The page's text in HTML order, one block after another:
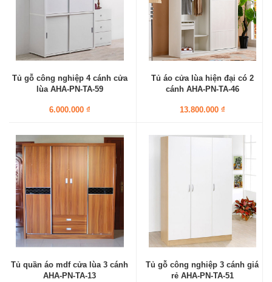
Tủ gỗ công nghiệp 4 cánh cửa
lùa AHA-PN-TA-59
6.000.000 ₫
Tủ áo cửa lùa hiện đại có 2
cánh AHA-PN-TA-46
13.800.000 ₫
Tủ quần áo mdf cửa lùa 3 cánh
AHA-PN-TA-13
Tủ gỗ công nghiệp 3 cánh giá
rẻ AHA-PN-TA-51